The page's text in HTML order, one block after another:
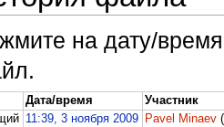
на дату/
Дата/время
Участник
11:39, 3 ноября 2009 Pavel Minaev (